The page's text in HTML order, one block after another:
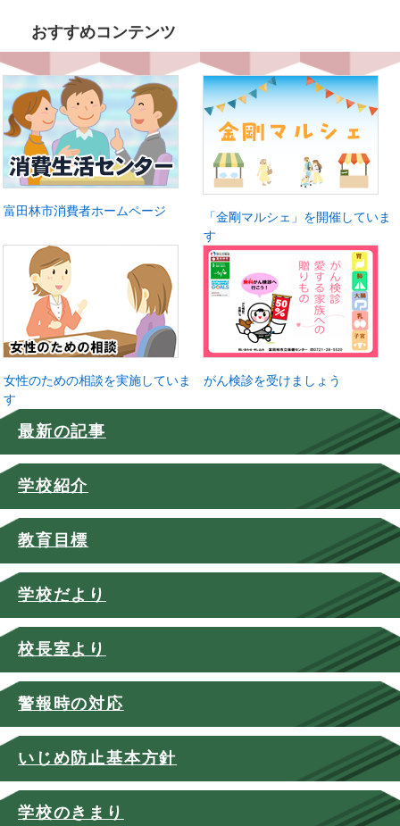
最新の記事
学校紹介
教育目標
学校だより
校長室より
警報時の対応
いじめ防止基本方針
学校のきまり
おすすめコンテンツ
富田林市消費者ホームページ
「金剛マルシェ」を開催していま
す
女性のための相談を実施していま
す
がん検診を受けましょう